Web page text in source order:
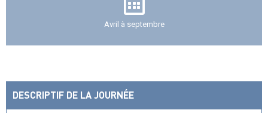
Avril à septembre
DESCRIPTIF DE LA JOURNÉE